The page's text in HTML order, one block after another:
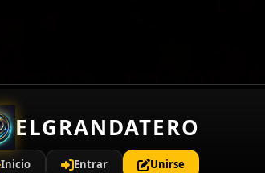
ELGRANDATERO
Inicio Entrar Unirse